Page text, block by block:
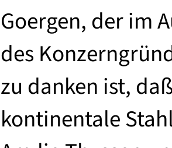
Goergen, der im
des
zu danken ist,
kontinentale